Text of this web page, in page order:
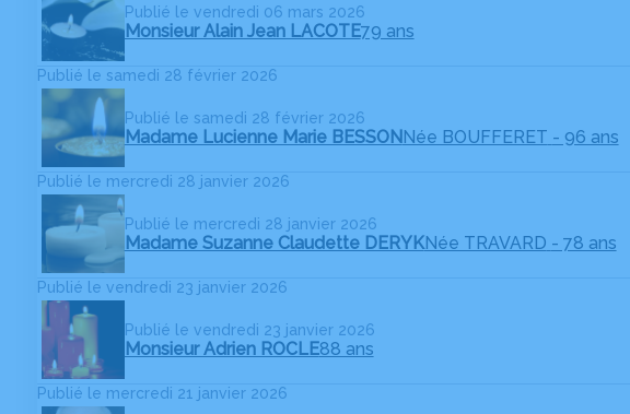
Publié le vendredi 06 mars 2026
Monsieur Alain Jean LACOTE79 ans
Publié le samedi 28 février 2026
Publié le samedi 28 février 2026
Madame Lucienne Marie BESSON Née BOUFFERET - 96 ans
Publié le mercredi 28 janvier 2026
Publié le mercredi 28 janvier 2026
Madame Suzanne Claudette DERYKNée TRAVARD - 78 ans
Publié le vendredi 23 janvier 2026
Publié le vendredi 23 janvier 2026
Monsieur Adrien ROCLE88 ans
Publié le mercredi 21 janvier 2026